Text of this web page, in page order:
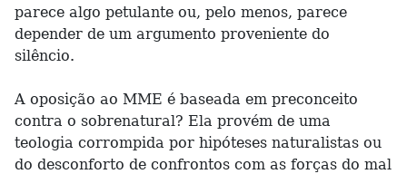
parece algo petulante ou, pelo menos, parece
depender de um argumento proveniente do
silêncio.
A oposição ao MME é baseada em preconceito
contra o sobrenatural? Ela provém de uma
teologia corrompida por hipóteses naturalistas ou
do desconforto de confrontos com as forças do mal